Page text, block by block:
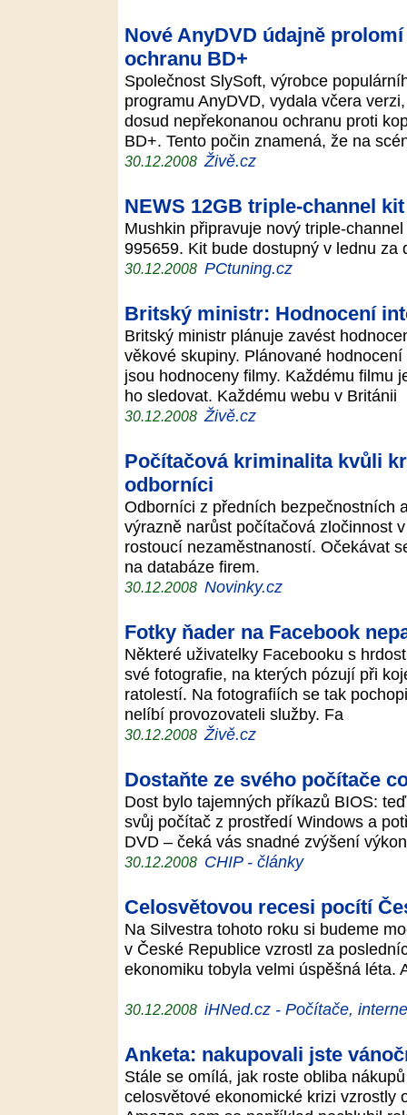
Nové AnyDVD údajně
ochranu BD+
Společnost SlySoft, výrobce
programu AnyDVD, vydala včera
dosud nepřekonanou ochranu proti
BD+. Tento počin znamená, že na
30.12.2008 Živě.cz
NEWS 12GB triple-channel kit
Mushkin připravuje nový triple-
995659. Kit bude dostupný v lednu
30.12.2008 PCtuning.cz
Britský ministr: Hodnocení
Britský ministr plánuje zavést
věkové skupiny. Plánované
jsou hodnoceny filmy. Každému filmu
ho sledovat. Každému webu v Británii
30.12.2008 Živě.cz
Počítačová kriminalita kvůli
odborníci
Odborníci z předních bezpečnostních
výrazně narůst počítačová zločinnost
rostoucí nezaměstnaností. Očekávat
na databáze firem.
30.12.2008 Novinky.cz
Fotky ňader na Facebook
Některé uživatelky Facebooku s
své fotografie, na kterých pózují při
ratolestí. Na fotografiích se tak
nelíbí provozovateli služby. Fa
30.12.2008 Živě.cz
Dostaňte ze svého počítače
Dost bylo tajemných příkazů BIOS:
svůj počítač z prostředí Windows a
DVD – čeká vás snadné zvýšení
30.12.2008 CHIP - články
Celosvětovou recesi pocítí
Na Silvestra tohoto roku si budeme
v České Republice vzrostl za
ekonomiku tobyla velmi úspěšná léta.
30.12.2008 iHNed.cz - Počítače,
Anketa: nakupovali jste
Stále se omílá, jak roste obliba
celosvětové ekonomické krizi vzrostly